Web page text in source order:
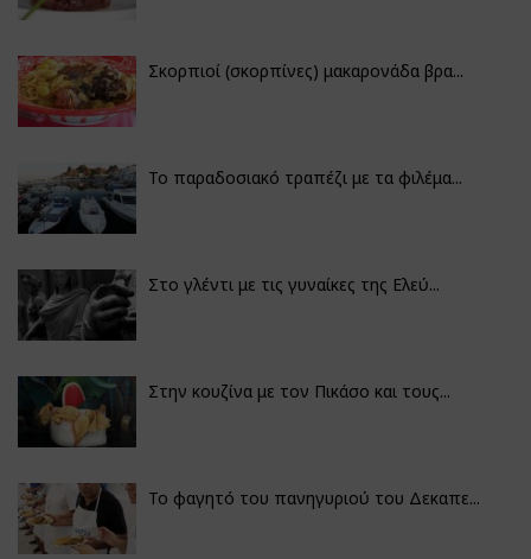
Σκορπιοί (σκορπίνες) μακαρονάδα βρα...
Το παραδοσιακό τραπέζι με τα φιλέμα...
Στο γλέντι με τις γυναίκες της Ελεύ...
Στην κουζίνα με τον Πικάσο και τους...
Το φαγητό του πανηγυριού του Δεκαπε...